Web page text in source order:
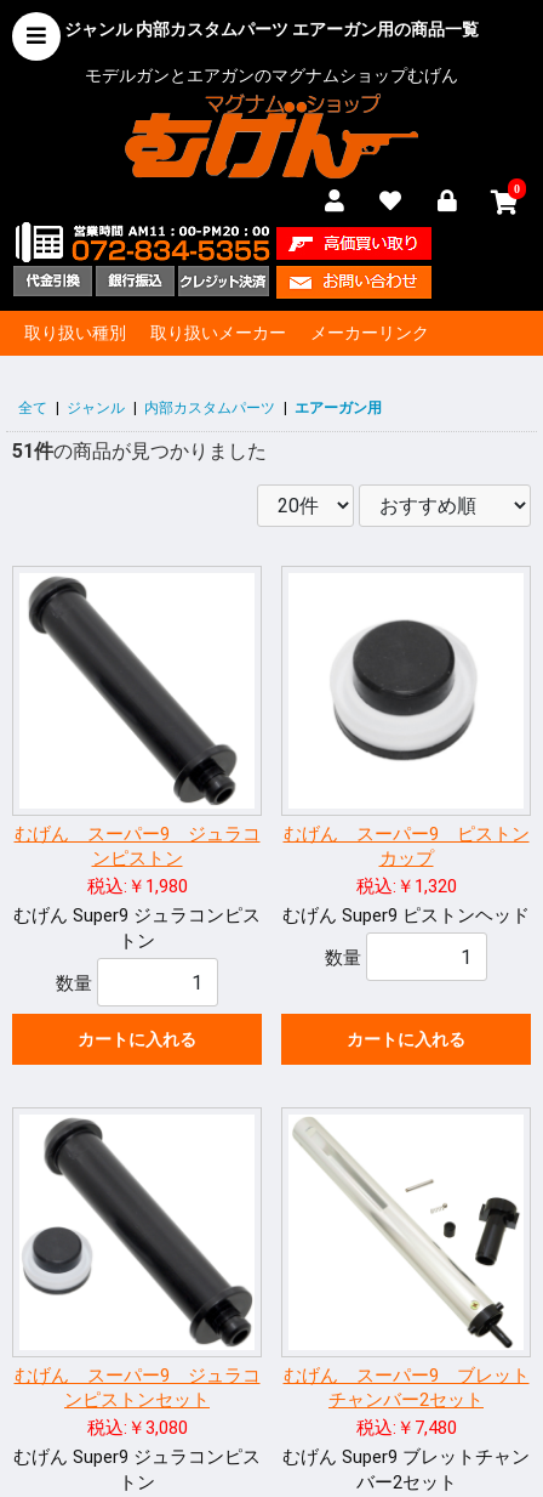
ジャンル 内部カスタムパーツ エアーガン用の商品一覧
モデルガンとエアガンのマグナムショップむげん
0
取り扱い種別 取り扱いメーカー メーカーリンク
全て ジャンル 内部カスタムパーツ エアーガン用
51件の商品が見つかりました
むげん スーパー9 ジュラコ
ンピストン
税込:￥1,980
むげん Super9 ジュラコンピス
トン
数量
カートに入れる
むげん スーパー9 ピストン
カップ
税込:￥1,320
むげん Super9 ピストンヘッド
数量
カートに入れる
むげん スーパー9 ジュラコ
ンピストンセット
税込:￥3,080
むげん Super9 ジュラコンピス
トン
むげん スーパー9 ブレット
チャンバー2セット
税込:￥7,480
むげん Super9 ブレットチャン
バー2セット